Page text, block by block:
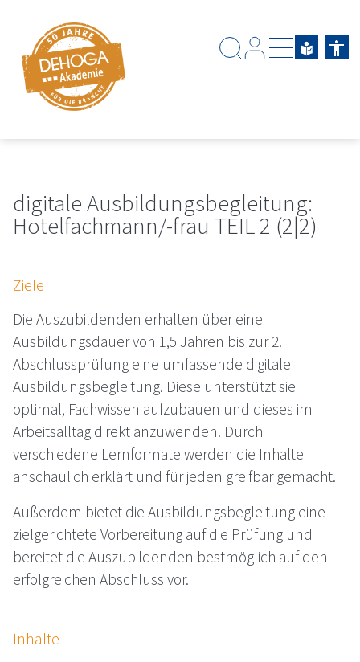
digitale Ausbildungsbegleitung:
Hotelfachmann/-frau TEIL 2 (2|2)
Ziele
Die Auszubildenden erhalten über eine
Ausbildungsdauer von 1,5 Jahren bis zur 2.
Abschlussprüfung eine umfassende digitale
Ausbildungsbegleitung. Diese unterstützt sie
optimal, Fachwissen aufzubauen und dieses im
Arbeitsalltag direkt anzuwenden. Durch
verschiedene Lernformate werden die Inhalte
anschaulich erklärt und für jeden greifbar gemacht.
Außerdem bietet die Ausbildungsbegleitung eine
zielgerichtete Vorbereitung auf die Prüfung und
bereitet die Auszubildenden bestmöglich auf den
erfolgreichen Abschluss vor.
Inhalte